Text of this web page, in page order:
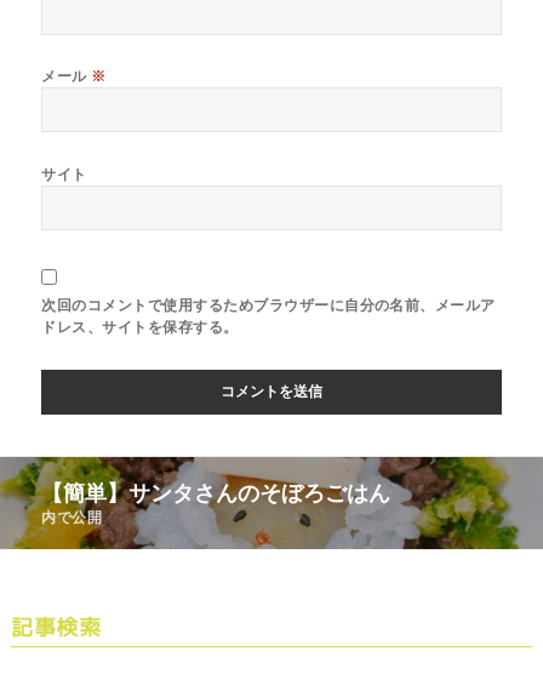
メール ※
サイト
次回のコメントで使用するためブラウザーに自分の名前、メールア
ドレス、サイトを保存する。
【簡単】サンタさんのそぼろごはん
内で公開
記事検索